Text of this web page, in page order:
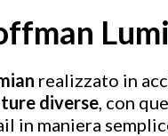
realizzato in
diverse, con
in maniera